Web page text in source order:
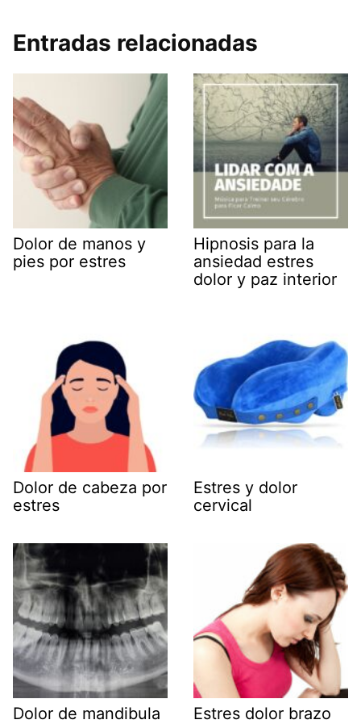
Entradas relacionadas
Dolor de manos y
pies por estres
Hipnosis para la
ansiedad estres
dolor y paz interior
Dolor de cabeza por
estres
Estres y dolor
cervical
Dolor de mandibula
Estres dolor brazo